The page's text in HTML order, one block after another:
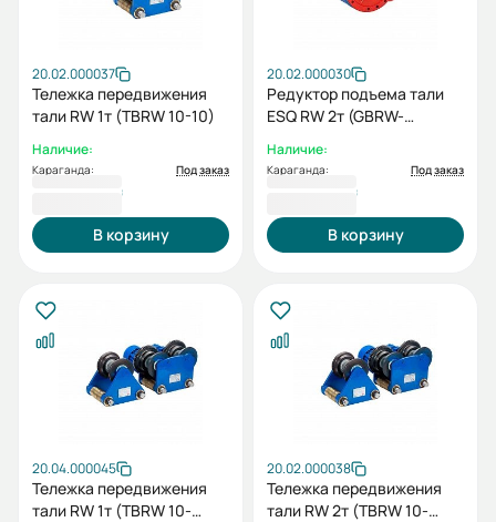
20.02.000037
Тележка передвижения
тали RW 1т (TBRW 10-10)
Наличие:
Караганда: Под заказ
В корзину
20.02.000030
Редуктор подъема тали
ESQ RW 2т (GBRW-
Наличие:
Караганда: Под заказ
В корзину
20.04.000045
Тележка передвижения
тали RW 1т (TBRW 10-
20.02.000038
Тележка передвижения
тали RW 2т (TBRW 10-